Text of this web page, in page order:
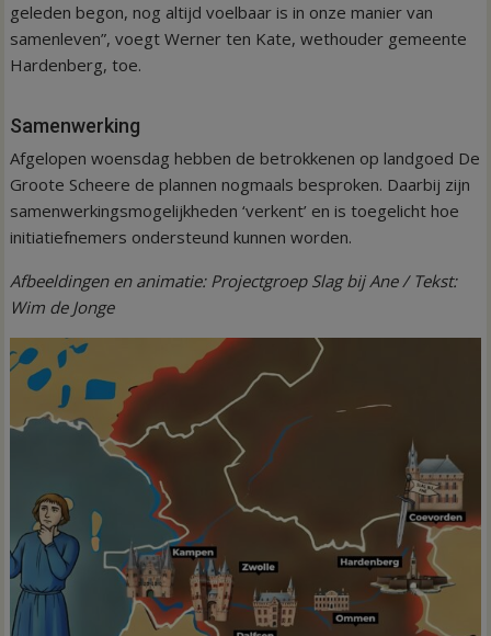
geleden begon, nog altijd voelbaar is in onze manier van
samenleven”, voegt Werner ten Kate, wethouder gemeente
Hardenberg, toe.
Samenwerking
Afgelopen woensdag hebben de betrokkenen op landgoed De
Groote Scheere de plannen nogmaals besproken. Daarbij zijn
samenwerkingsmogelijkheden ‘verkent’ en is toegelicht hoe
initiatiefnemers ondersteund kunnen worden.
Afbeeldingen en animatie: Projectgroep Slag bij Ane / Tekst:
Wim de Jonge